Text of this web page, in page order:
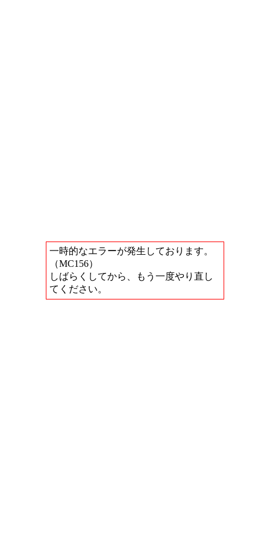
一時的なエラーが発生しております。
（MC156）
しばらくしてから、もう一度やり直し
てください。